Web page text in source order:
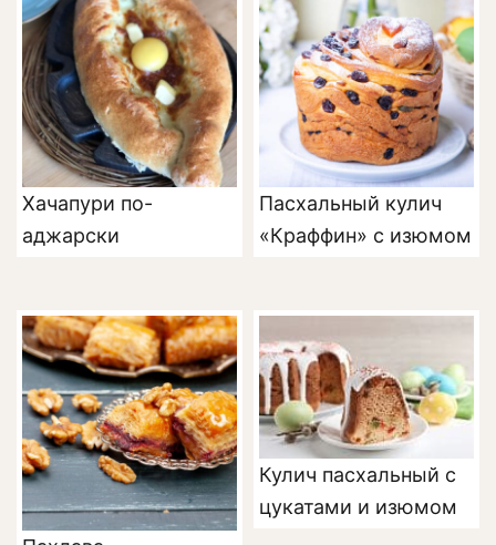
Хачапури по-
аджарски
Пасхальный кулич
«Краффин» с изюмом
Кулич пасхальный с
цукатами и изюмом